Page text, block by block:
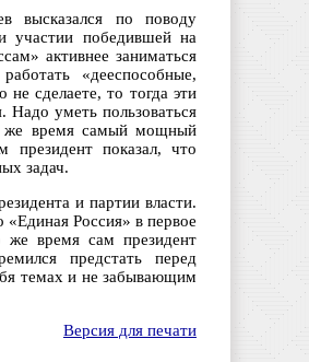
высказался по поводу
участии победившей на
активнее заниматься
«дееспособные,
сделаете, то тогда эти
Надо уметь пользоваться
же время самый мощный
показал, что
задач.
и партии власти.
Россия» в первое
же время сам президент
предстать перед
темах и не забывающим
Версия для печати